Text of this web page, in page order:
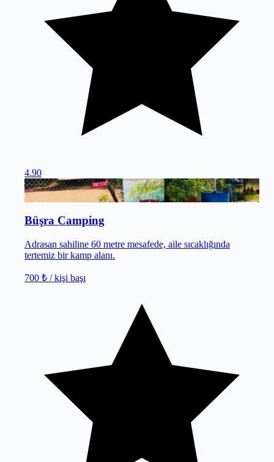
4.90
Kumluca
Büşra Camping
Adrasan sahiline 60 metre mesafede, aile sıcaklığında
tertemiz bir kamp alanı.
700 ₺ / kişi başı